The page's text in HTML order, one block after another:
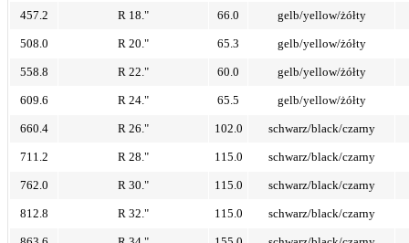
457.2 R 18." 66.0 gelb/yellow/żółty
508.0 R 20." 65.3 gelb/yellow/żółty
558.8 R 22." 60.0 gelb/yellow/żółty
609.6 R 24." 65.5 gelb/yellow/żółty
660.4 R 26." 102.0 schwarz/black/czarny
711.2 R 28." 115.0 schwarz/black/czarny
762.0 R 30." 115.0 schwarz/black/czarny
812.8 R 32." 115.0 schwarz/black/czarny